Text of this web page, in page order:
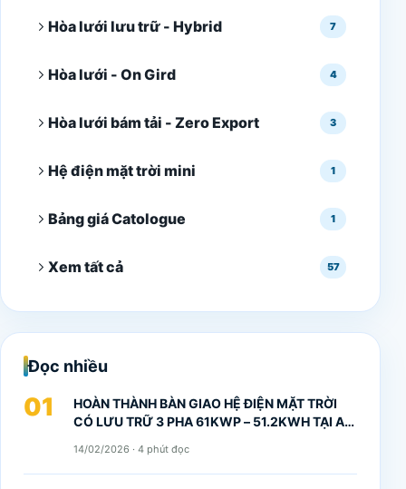
Hòa lưới lưu trữ - Hybrid 7
Hòa lưới - On Gird 4
Hòa lưới bám tải - Zero Export 3
Hệ điện mặt trời mini 1
Bảng giá Catologue 1
Xem tất cả 57
Đọc nhiều
01
HOÀN THÀNH BÀN GIAO HỆ ĐIỆN MẶT TRỜI
CÓ LƯU TRỮ 3 PHA 61KWP – 51.2KWH TẠI AN
ĐIỆN
14/02/2026 · 4 phút đọc